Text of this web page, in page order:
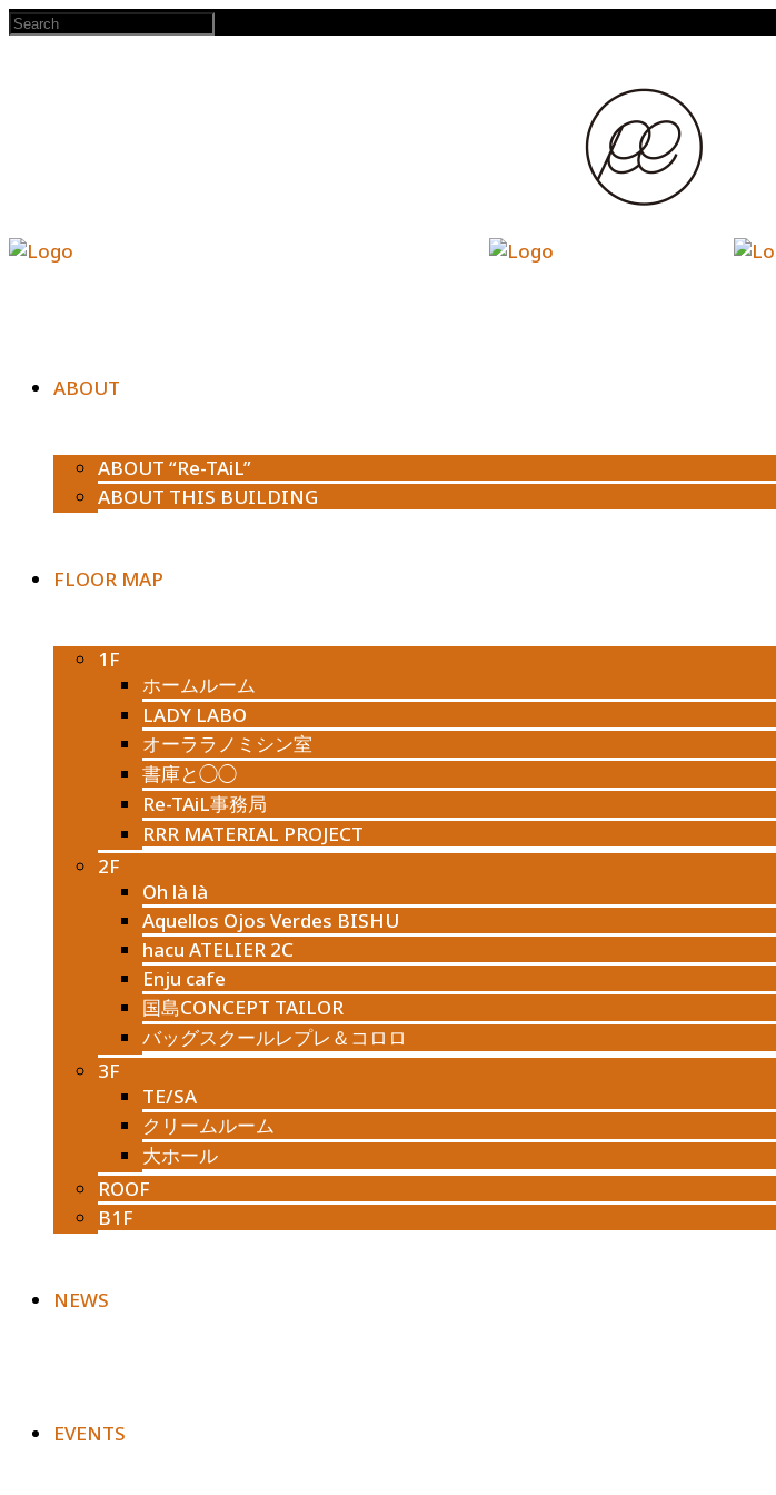
ABOUT
ABOUT “Re-TAiL”
ABOUT THIS BUILDING
FLOOR MAP
1F
ホームルーム
LADY LABO
オーララノミシン室
書庫と◯◯
Re-TAiL事務局
RRR MATERIAL PROJECT
2F
Oh là là
Aquellos Ojos Verdes BISHU
hacu ATELIER 2C
Enju cafe
国島CONCEPT TAILOR
バッグスクールレプレ＆コロロ
3F
TE/SA
クリームルーム
大ホール
ROOF
B1F
NEWS
EVENTS